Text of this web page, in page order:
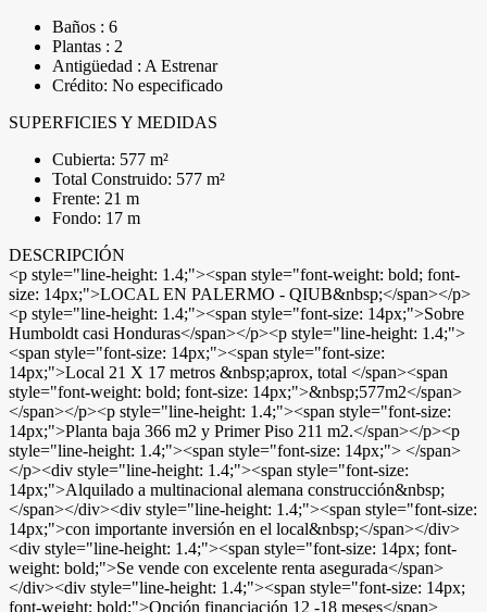
Baños : 6
Plantas : 2
Antigüedad : A Estrenar
Crédito: No especificado
SUPERFICIES Y MEDIDAS
Cubierta: 577 m²
Total Construido: 577 m²
Frente: 21 m
Fondo: 17 m
DESCRIPCIÓN
<p style="line-height: 1.4;"><span style="font-weight: bold; font-
size: 14px;">LOCAL EN PALERMO - QIUB&nbsp;</span></p>
<p style="line-height: 1.4;"><span style="font-size: 14px;">Sobre
Humboldt casi Honduras</span></p><p style="line-height: 1.4;">
<span style="font-size: 14px;"><span style="font-size:
14px;">Local 21 X 17 metros &nbsp;aprox, total </span><span
style="font-weight: bold; font-size: 14px;">&nbsp;577m2</span>
</span></p><p style="line-height: 1.4;"><span style="font-size:
14px;">Planta baja 366 m2 y Primer Piso 211 m2.</span></p><p
style="line-height: 1.4;"><span style="font-size: 14px;"> </span>
</p><div style="line-height: 1.4;"><span style="font-size:
14px;">Alquilado a multinacional alemana construcción&nbsp;
</span></div><div style="line-height: 1.4;"><span style="font-size:
14px;">con importante inversión en el local&nbsp;</span></div>
<div style="line-height: 1.4;"><span style="font-size: 14px; font-
weight: bold;">Se vende con excelente renta asegurada</span>
</div><div style="line-height: 1.4;"><span style="font-size: 14px;
font-weight: bold;">Opción financiación 12 -18 meses</span>